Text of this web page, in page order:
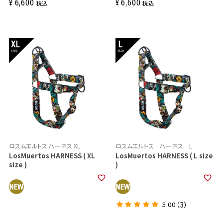
¥ 6,600 税込 ¥ 6,600 税込
ロスムエルトス ハーネス XL
LosMuertos HARNESS ( XL
size )
ロスムエルトス ハーネス L
LosMuertos HARNESS ( L size
)
5.00 （3）